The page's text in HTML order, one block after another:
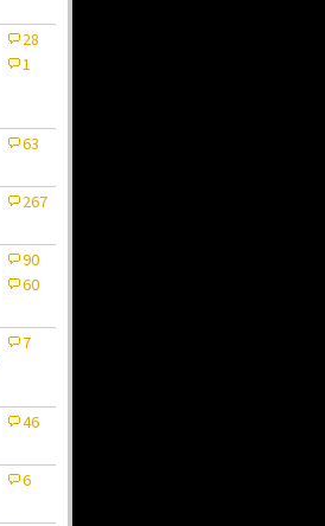
28
1
63
267
90
60
7
46
6